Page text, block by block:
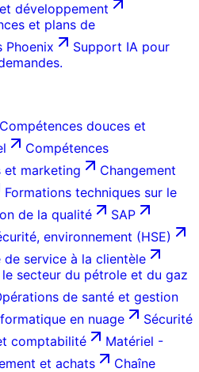
développement
et plans de
Phoenix
Support IA pour
Compétences douces et
Compétences
et marketing
Changement
Formations techniques sur le
de la qualité
SAP
environnement (HSE)
service à la clientèle
secteur du pétrole et du gaz
de santé et gestion
en nuage
Sécurité
comptabilité
Matériel -
et achats
Chaîne